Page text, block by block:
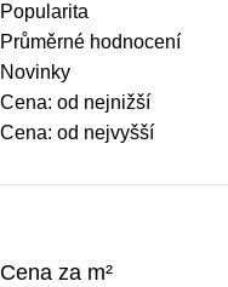
Popularita
Průměrné hodnocení
Novinky
Cena: od nejnižší
Cena: od nejvyšší
Cena za m²